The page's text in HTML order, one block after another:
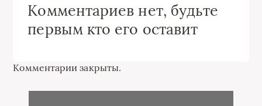
Комментариев нет, будьте
первым кто его оставит
Комментарии закрыты.